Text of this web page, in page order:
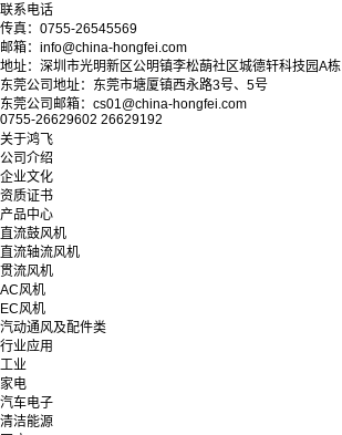
联系电话
传真：0755-26545569
邮箱：info@china-hongfei.com
地址：深圳市光明新区公明镇李松蓢社区城德轩科技园A栋
东莞公司地址：东莞市塘厦镇西永路3号、5号
东莞公司邮箱：cs01@china-hongfei.com
0755-26629602 26629192
关于鸿飞
公司介绍
企业文化
资质证书
产品中心
直流鼓风机
直流轴流风机
贯流风机
AC风机
EC风机
汽动通风及配件类
行业应用
工业
家电
汽车电子
清洁能源